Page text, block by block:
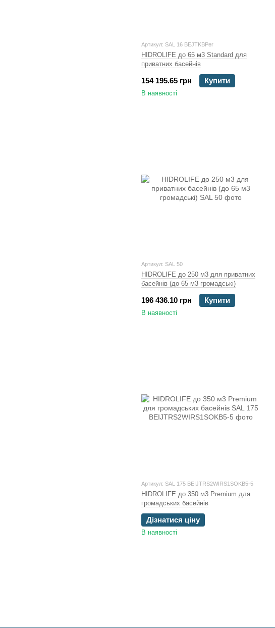
Артикул: SAL 16 BEJTKBPer
HIDROLIFE до 65 м3 Standard для
приватних басейнів
154 195.65 грн Купити
В наявності
Артикул: SAL 50
HIDROLIFE до 250 м3 для приватних
басейнів (до 65 м3 громадські)
196 436.10 грн Купити
В наявності
Артикул: SAL 175 BEIJTRS2WIRS1SOKB5-5
HIDROLIFE до 350 м3 Premium для
громадських басейнів
Дізнатися ціну
В наявності